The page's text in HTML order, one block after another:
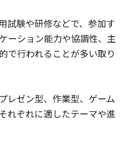
試験や研修などで、参加す
ーション能力や協調性、主
で行われることが多い取り
レゼン型、作業型、ゲーム
れぞれに適したテーマや進